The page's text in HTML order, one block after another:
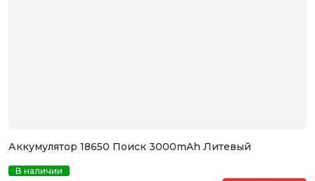
Аккумулятор 18650 Поиск 3000mAh Литевый
В наличии